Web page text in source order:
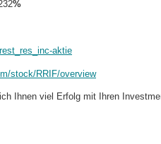
%
aktie
stock/RRIF/overview
Ihnen viel Erfolg mit Ihren